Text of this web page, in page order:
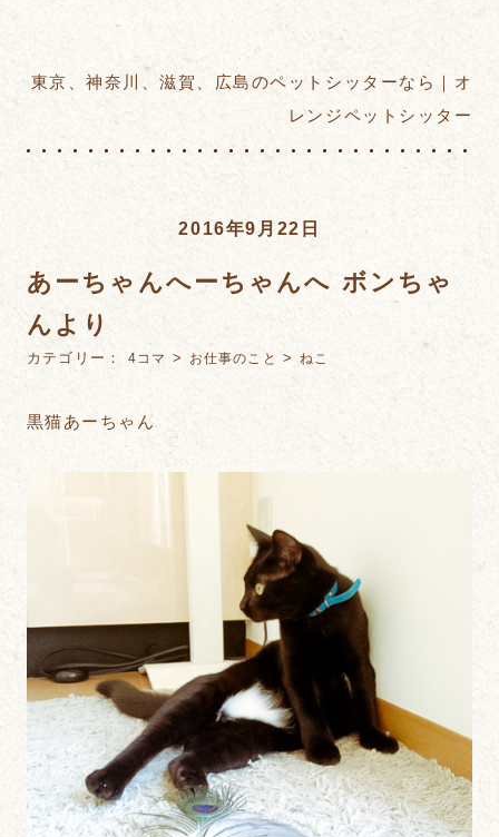
東京、神奈川、滋賀、広島のペットシッターなら｜オ
レンジペットシッター
2016年9月22日
あーちゃんへーちゃんへ ボンちゃ
んより
カテゴリー：4コマ > お仕事のこと > ねこ
黒猫あーちゃん